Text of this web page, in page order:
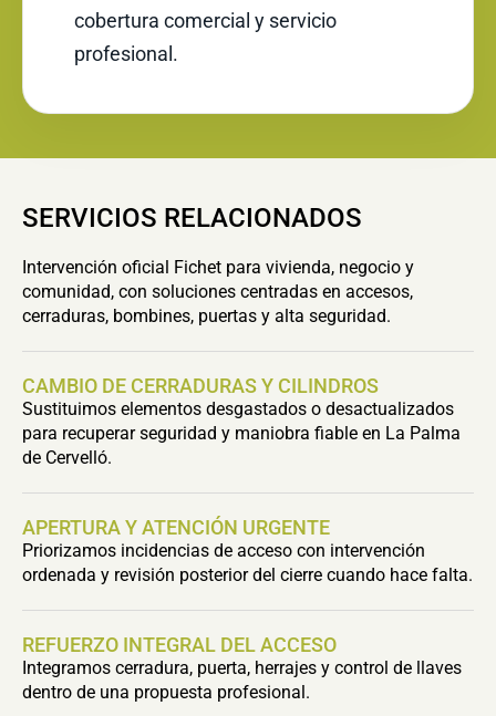
cobertura comercial y servicio
profesional.
SERVICIOS RELACIONADOS
Intervención oficial Fichet para vivienda, negocio y
comunidad, con soluciones centradas en accesos,
cerraduras, bombines, puertas y alta seguridad.
CAMBIO DE CERRADURAS Y CILINDROS
Sustituimos elementos desgastados o desactualizados
para recuperar seguridad y maniobra fiable en La Palma
de Cervelló.
APERTURA Y ATENCIÓN URGENTE
Priorizamos incidencias de acceso con intervención
ordenada y revisión posterior del cierre cuando hace falta.
REFUERZO INTEGRAL DEL ACCESO
Integramos cerradura, puerta, herrajes y control de llaves
dentro de una propuesta profesional.